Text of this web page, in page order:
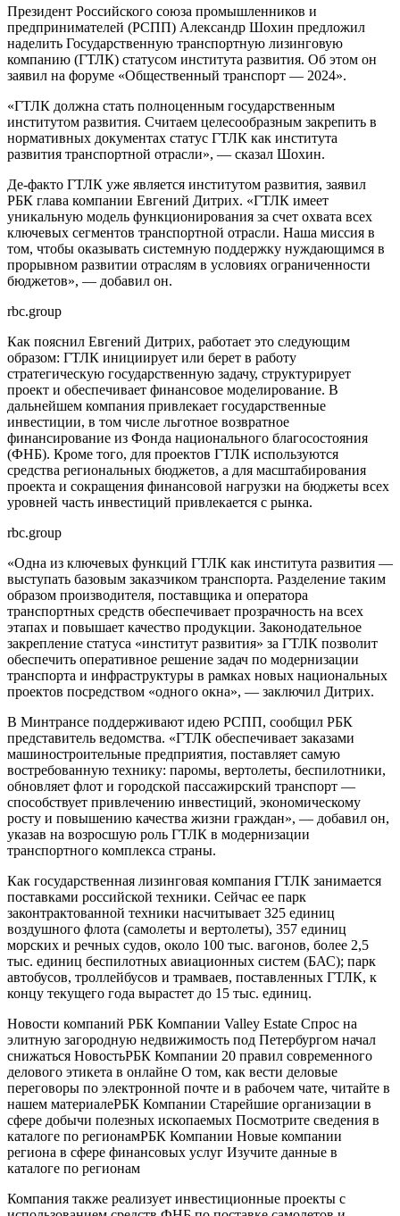
Президент Российского союза промышленников и
предпринимателей (РСПП) Александр Шохин предложил
наделить Государственную транспортную лизинговую
компанию (ГТЛК) статусом института развития. Об этом он
заявил на форуме «Общественный транспорт — 2024».
«ГТЛК должна стать полноценным государственным
институтом развития. Считаем целесообразным закрепить в
нормативных документах статус ГТЛК как института
развития транспортной отрасли», — сказал Шохин.
Де-факто ГТЛК уже является институтом развития, заявил
РБК глава компании Евгений Дитрих. «ГТЛК имеет
уникальную модель функционирования за счет охвата всех
ключевых сегментов транспортной отрасли. Наша миссия в
том, чтобы оказывать системную поддержку нуждающимся в
прорывном развитии отраслям в условиях ограниченности
бюджетов», — добавил он.
rbc.group
Как пояснил Евгений Дитрих, работает это следующим
образом: ГТЛК инициирует или берет в работу
стратегическую государственную задачу, структурирует
проект и обеспечивает финансовое моделирование. В
дальнейшем компания привлекает государственные
инвестиции, в том числе льготное возвратное
финансирование из Фонда национального благосостояния
(ФНБ). Кроме того, для проектов ГТЛК используются
средства региональных бюджетов, а для масштабирования
проекта и сокращения финансовой нагрузки на бюджеты всех
уровней часть инвестиций привлекается с рынка.
rbc.group
«Одна из ключевых функций ГТЛК как института развития —
выступать базовым заказчиком транспорта. Разделение таким
образом производителя, поставщика и оператора
транспортных средств обеспечивает прозрачность на всех
этапах и повышает качество продукции. Законодательное
закрепление статуса «институт развития» за ГТЛК позволит
обеспечить оперативное решение задач по модернизации
транспорта и инфраструктуры в рамках новых национальных
проектов посредством «одного окна», — заключил Дитрих.
В Минтрансе поддерживают идею РСПП, сообщил РБК
представитель ведомства. «ГТЛК обеспечивает заказами
машиностроительные предприятия, поставляет самую
востребованную технику: паромы, вертолеты, беспилотники,
обновляет флот и городской пассажирский транспорт —
способствует привлечению инвестиций, экономическому
росту и повышению качества жизни граждан», — добавил он,
указав на возросшую роль ГТЛК в модернизации
транспортного комплекса страны.
Как государственная лизинговая компания ГТЛК занимается
поставками российской техники. Сейчас ее парк
законтрактованной техники насчитывает 325 единиц
воздушного флота (самолеты и вертолеты), 357 единиц
морских и речных судов, около 100 тыс. вагонов, более 2,5
тыс. единиц беспилотных авиационных систем (БАС); парк
автобусов, троллейбусов и трамваев, поставленных ГТЛК, к
концу текущего года вырастет до 15 тыс. единиц.
Новости компаний РБК Компании Valley Estate Спрос на
элитную загородную недвижимость под Петербургом начал
снижаться НовостьРБК Компании 20 правил современного
делового этикета в онлайне О том, как вести деловые
переговоры по электронной почте и в рабочем чате, читайте в
нашем материалеРБК Компании Старейшие организации в
сфере добычи полезных ископаемых Посмотрите сведения в
каталоге по регионамРБК Компании Новые компании
региона в сфере финансовых услуг Изучите данные в
каталоге по регионам
Компания также реализует инвестиционные проекты с